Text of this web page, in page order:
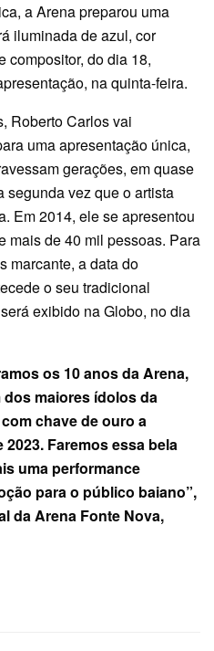
a Arena preparou uma
iluminada de azul, cor
compositor, do dia 18,
na quinta-feira.
Roberto Carlos vai
uma apresentação única,
gerações, em quase
segunda vez que o artista
Em 2014, ele se apresentou
mais de 40 mil pessoas. Para
marcante, a data do
o seu tradicional
exibido na Globo, no dia
os 10 anos da Arena,
maiores ídolos da
chave de ouro a
Faremos essa bela
uma performance
para o público baiano”,
da Arena Fonte Nova,